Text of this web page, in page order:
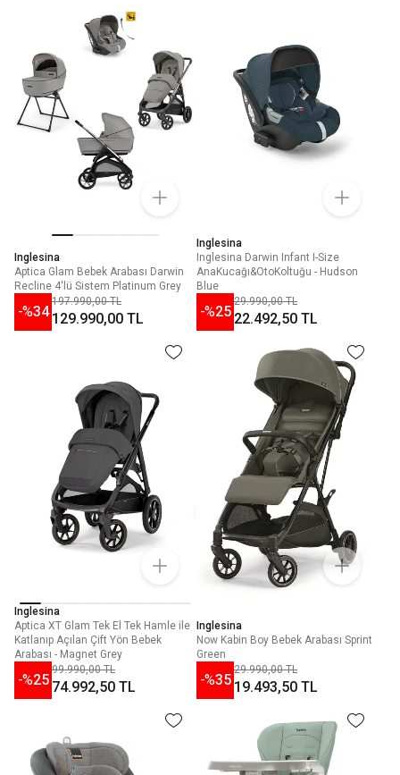
Inglesina
Aptica Glam Bebek Arabası Darwin
Recline 4'lü Sistem Platinum Grey
-%34
197.990,00 TL
129.990,00 TL
Inglesina
Inglesina Darwin Infant I-Size
AnaKucağı&OtoKoltuğu - Hudson
Blue
-%25
29.990,00 TL
22.492,50 TL
Inglesina
Aptica XT Glam Tek El Tek Hamle ile
Katlanıp Açılan Çift Yön Bebek
Arabası - Magnet Grey
-%25
99.990,00 TL
74.992,50 TL
Inglesina
Now Kabin Boy Bebek Arabası Sprint
Green
-%35
29.990,00 TL
19.493,50 TL